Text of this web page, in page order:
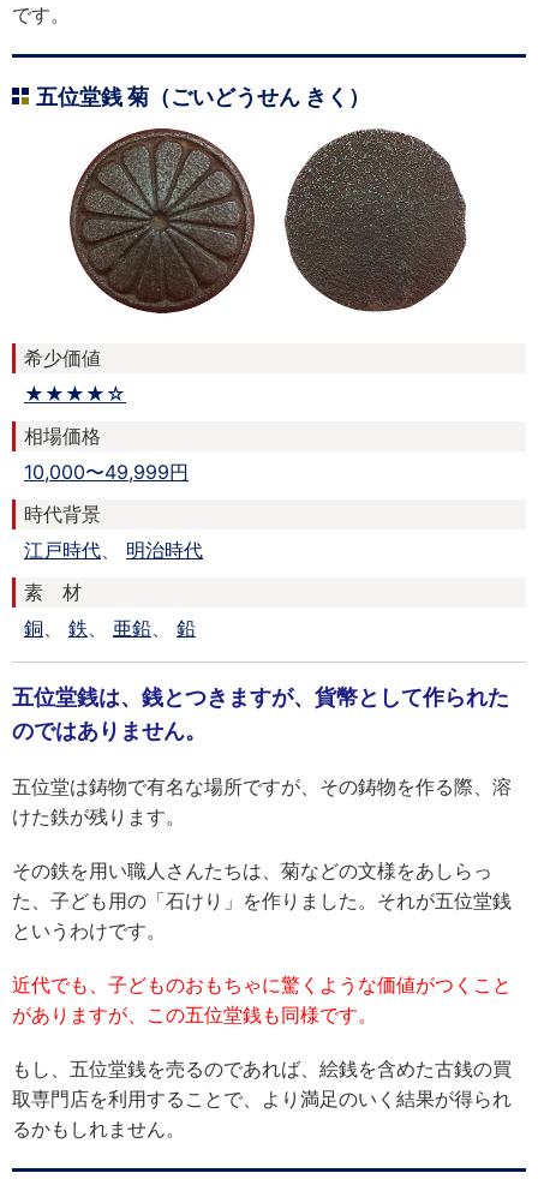
です。
五位堂銭 菊（ごいどうせん きく）
希少価値
★★★★☆
相場価格
10,000〜49,999円
時代背景
江戸時代、 明治時代
素 材
銅、 鉄、 亜鉛、 鉛
五位堂銭は、銭とつきますが、貨幣として作られた
のではありません。
五位堂は鋳物で有名な場所ですが、その鋳物を作る際、溶
けた鉄が残ります。
その鉄を用い職人さんたちは、菊などの文様をあしらっ
た、子ども用の「石けり」を作りました。それが五位堂銭
というわけです。
近代でも、子どものおもちゃに驚くような価値がつくこと
がありますが、この五位堂銭も同様です。
もし、五位堂銭を売るのであれば、絵銭を含めた古銭の買
取専門店を利用することで、より満足のいく結果が得られ
るかもしれません。